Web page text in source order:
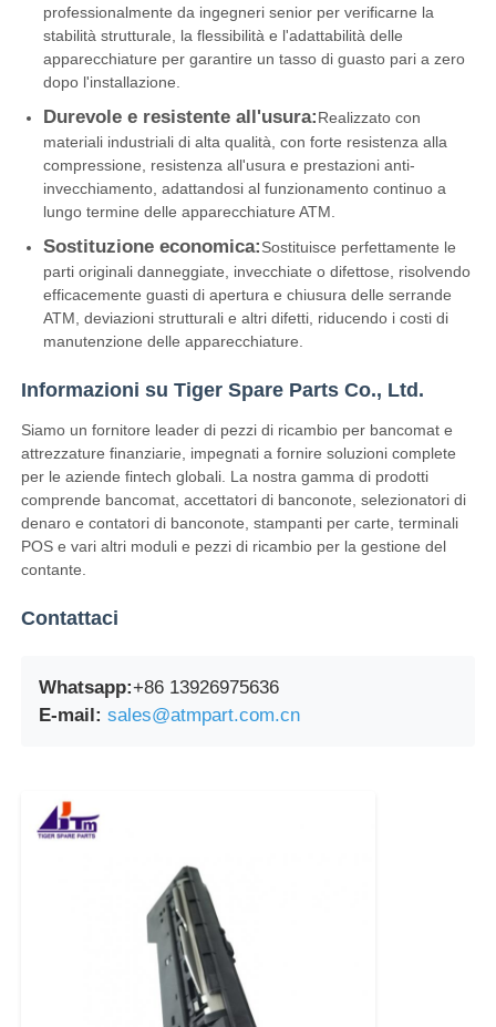
Diebold Parti ATM
Ricambi bancomat NCR
Parti del bancomat Wincor
Parti di bancomat Hyosung
Ricambi bancomat Fujitsu
Parti di BANCOMAT di GRG
Glory NMD Parti ATM
Parti per bancomat OKI
Genmega ATM Parts
Sortitore di banconote
contatore della fattura
Stampante della carta
professionalmente da ingegneri senior per verificarne la
stabilità strutturale, la flessibilità e l'adattabilità delle
apparecchiature per garantire un tasso di guasto pari a zero
dopo l'installazione.
Durevole e resistente all'usura:Realizzato con
materiali industriali di alta qualità, con forte resistenza alla
compressione, resistenza all'usura e prestazioni anti-
invecchiamento, adattandosi al funzionamento continuo a
lungo termine delle apparecchiature ATM.
Sostituzione economica:Sostituisce perfettamente le
parti originali danneggiate, invecchiate o difettose, risolvendo
efficacemente guasti di apertura e chiusura delle serrande
ATM, deviazioni strutturali e altri difetti, riducendo i costi di
manutenzione delle apparecchiature.
Informazioni su Tiger Spare Parts Co., Ltd.
Siamo un fornitore leader di pezzi di ricambio per bancomat e
attrezzature finanziarie, impegnati a fornire soluzioni complete
per le aziende fintech globali. La nostra gamma di prodotti
comprende bancomat, accettatori di banconote, selezionatori di
denaro e contatori di banconote, stampanti per carte, terminali
POS e vari altri moduli e pezzi di ricambio per la gestione del
contante.
Contattaci
Whatsapp:+86 13926975636
E-mail: sales@atmpart.com.cn